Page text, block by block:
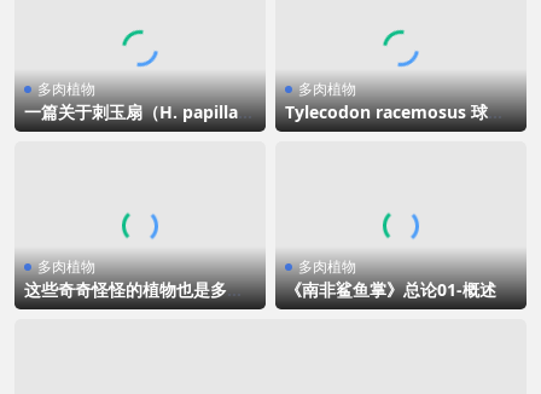
多肉植物
一篇关于刺玉扇（H. papillari
s）的简短介绍
多肉植物
Tylecodon racemosus 球花
奇峰锦
多肉植物
这些奇奇怪怪的植物也是多
肉？
多肉植物
《南非鲨鱼掌》总论01-概述